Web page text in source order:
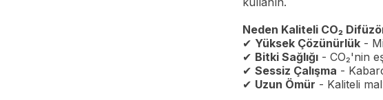
Neden Kaliteli CO₂
✔ Yüksek Çözünürlük -
✔ Bitki Sağlığı - CO₂'nin
✔ Sessiz Çalışma -
✔ Uzun Ömür - Kaliteli